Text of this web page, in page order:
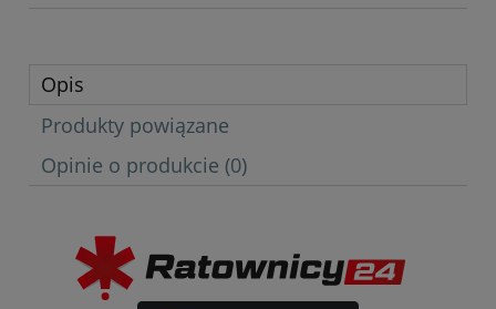
Opis
Produkty powiązane
Opinie o produkcie (0)